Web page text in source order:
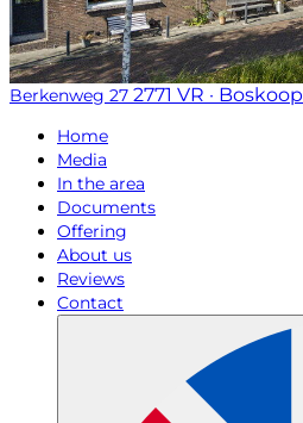
Berkenweg 27 2771 VR · Boskoop
Home
Media
In the area
Documents
Offering
About us
Reviews
Contact